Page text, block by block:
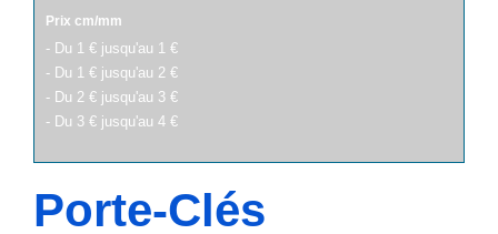
Prix cm/mm
- Du 1 € jusqu'au 1 €
- Du 1 € jusqu'au 2 €
- Du 2 € jusqu'au 3 €
- Du 3 € jusqu'au 4 €
Porte-Clés